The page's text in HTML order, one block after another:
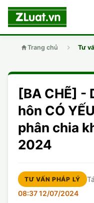
LUẬT SƯ
CHUYÊN VIÊN
TUYỂN DỤNG
DÂN SỰ
DOANH NGHIỆP
GIẤY PHÉP CON
DÂN SỰ
DOANH NGHIỆP
DI CHÚC
LY HÔN
Trang chủ Tư
[BA CHẼ] -
hôn CÓ
phân chia
2024
TƯ VẤN PHÁP LÝ
08:37 12/07/2024